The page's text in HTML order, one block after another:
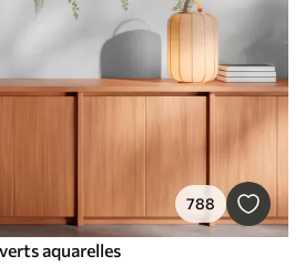
788
aquarelles